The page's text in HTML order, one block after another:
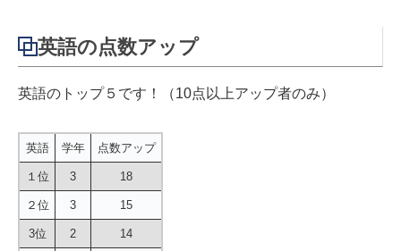
英語の点数アップ
英語のトップ５です！（10点以上アップ者のみ）
英語 学年 点数アップ
１位 3 18
２位 3 15
3位 2 14